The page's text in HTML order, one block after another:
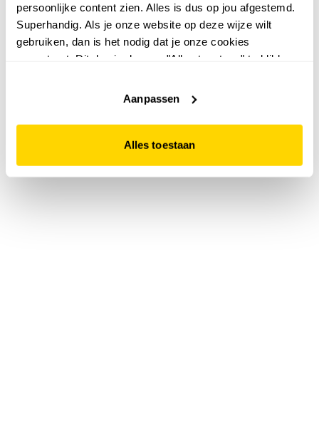
persoonlijke content zien. Alles is dus op jou afgestemd.
Superhandig. Als je onze website op deze wijze wilt
gebruiken, dan is het nodig dat je onze cookies
accepteert. Dit doe je door op "Alles toestaan" te klikken.
website niet optimaal functioneert.
Aanpassen
Alles toestaan